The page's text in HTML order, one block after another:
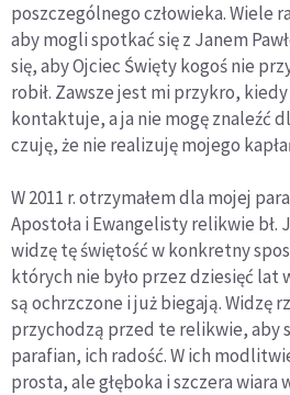
poszczególnego człowieka. Wiele
aby mogli spotkać się z Janem
się, aby Ojciec Święty kogoś nie
robił. Zawsze jest mi przykro,
kontaktuje, a ja nie mogę znaleźć
czuję, że nie realizuję mojego
W 2011 r. otrzymałem dla mojej
Apostoła i Ewangelisty relikwie bł.
widzę tę świętość w konkretny
których nie było przez dziesięć lat
są ochrzczone i już biegają. Widzę
przychodzą przed te relikwie, aby
parafian, ich radość. W ich
prosta, ale głęboka i szczera wiara